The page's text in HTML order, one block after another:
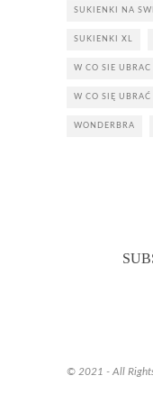
SUKIENKI NA
SUKIENKI XL
W CO SIE UBRAC
W CO SIĘ UBRAĆ
WONDERBRA
© 2021 - All Rights